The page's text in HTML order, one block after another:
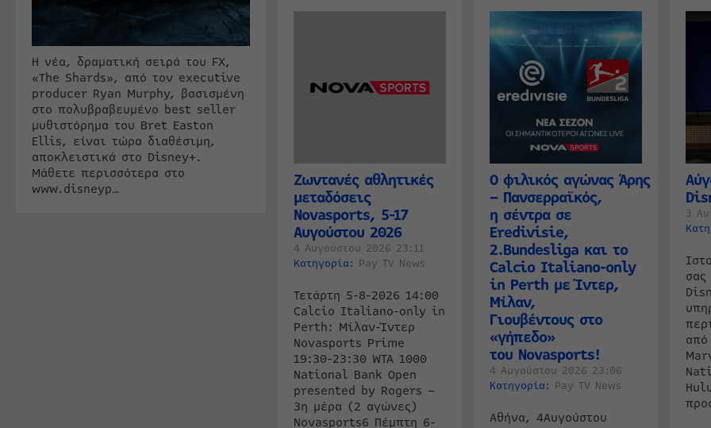
Η νέα, δραματική σειρά του FX,
«The Shards», από τον executive
producer Ryan Murphy, βασισμένη
στο πολυβραβευμένο best seller
μυθιστόρημα του Bret Easton
Ellis, είναι τώρα διαθέσιμη,
αποκλειστικά στο Disney+.
Μάθετε περισσότερα στο
www.disneyp…
Ζωντανές αθλητικές
μεταδόσεις
Novasports, 5-17
Αυγούστου 2026
4 Αυγούστου 2026 23:11
Κατηγορία: Pay TV News
Τετάρτη 5-8-2026 14:00
Calcio Italiano-only in
Perth: Μίλαν-Ίντερ
Novasports Prime
19:30-23:30 WTA 1000
National Bank Open
presented by Rogers –
3η μέρα (2 αγώνες)
Novasports6 Πέμπτη 6-
Ο φιλικός αγώνας Άρης
– Πανσερραϊκός,
η σέντρα σε
Eredivisie,
2.Bundesliga και το
Calcio Italiano-only
in Perth με Ίντερ,
Μίλαν,
Γιουβέντους στο
«γήπεδο»
του Novasports!
4 Αυγούστου 2026 23:06
Κατηγορία: Pay TV News
Αθήνα, 4Αυγούστου
3